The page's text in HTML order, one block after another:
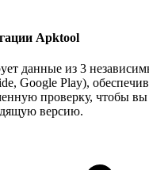
Apktool
данные из 3
Google Play),
проверку, чтобы вы
версию.